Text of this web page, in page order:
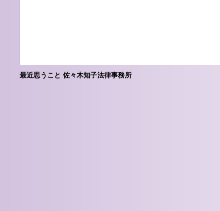
最近思うこと 佐々木知子法律事務所